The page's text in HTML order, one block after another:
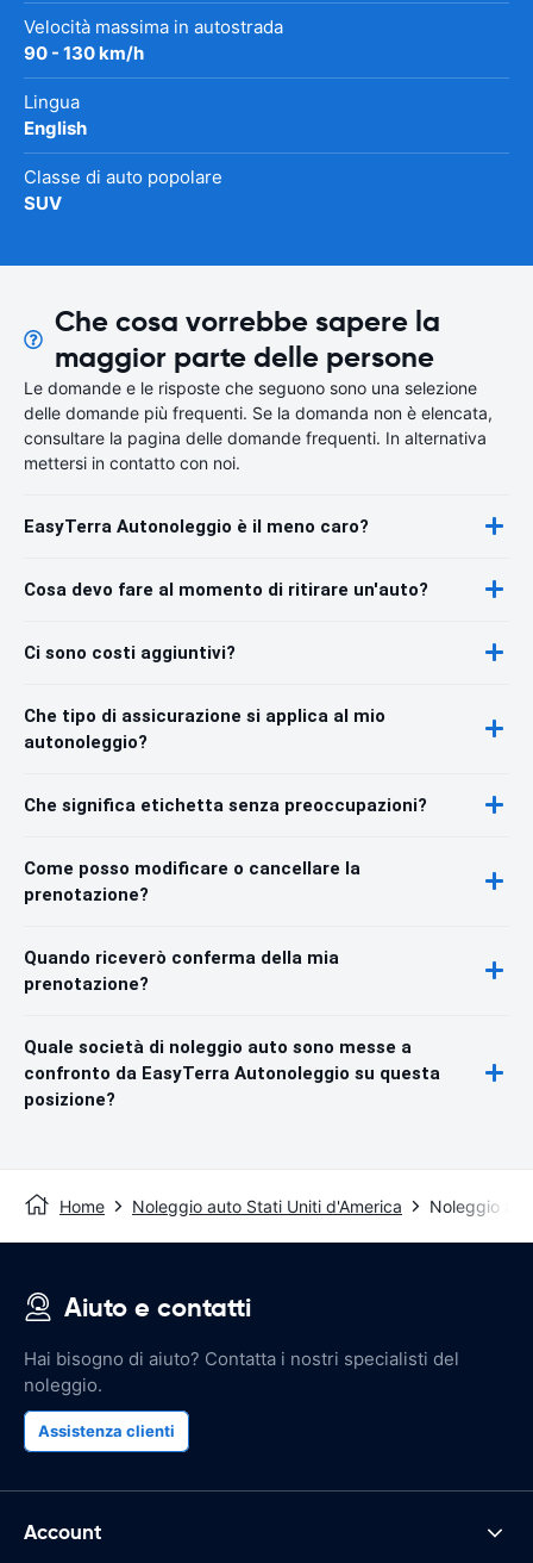
Velocità massima in autostrada
90 - 130 km/h
Lingua
English
Classe di auto popolare
SUV
Che cosa vorrebbe sapere la
maggior parte delle persone
Le domande e le risposte che seguono sono una selezione
delle domande più frequenti. Se la domanda non è elencata,
consultare la pagina delle domande frequenti. In alternativa
mettersi in contatto con noi.
EasyTerra Autonoleggio è il meno caro?
Cosa devo fare al momento di ritirare un'auto?
Ci sono costi aggiuntivi?
Che tipo di assicurazione si applica al mio
autonoleggio?
Che significa etichetta senza preoccupazioni?
Come posso modificare o cancellare la
prenotazione?
Quando riceverò conferma della mia
prenotazione?
Quale società di noleggio auto sono messe a
confronto da EasyTerra Autonoleggio su questa
posizione?
Home Noleggio auto Stati Uniti d'America Noleggio
Aiuto e contatti
Hai bisogno di aiuto? Contatta i nostri specialisti del
noleggio.
Assistenza clienti
Account